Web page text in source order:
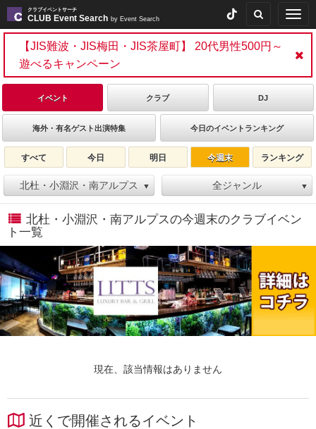
クラブイベントサーチ
CLUB Event Search by Event Search
【JIS難波・JIS梅田・JIS茶屋町】 20代男性500円～
遊べるキャンペーン
イベント クラブ DJ
海外・有名ゲスト出演特集 今日のイベントランキング
すべて 今日 明日 今週末 ランキング
北杜・小淵沢・南アルプス ▼ 全ジャンル ▼
北杜・小淵沢・南アルプスの今週末のクラブイベン
ト一覧
現在、該当情報はありません
近くで開催されるイベント